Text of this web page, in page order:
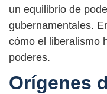
un equilibrio de
gubernamentales.
cómo el liberalismo
poderes.
Orígenes